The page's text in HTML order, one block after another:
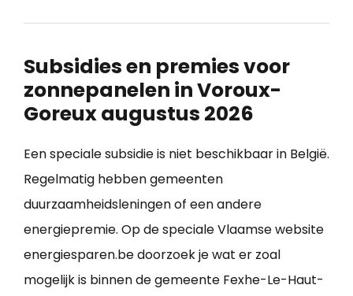
Subsidies en premies voor
zonnepanelen in Voroux-
Goreux augustus 2026
Een speciale subsidie is niet beschikbaar in België.
Regelmatig hebben gemeenten
duurzaamheidsleningen of een andere
energiepremie. Op de speciale Vlaamse website
energiesparen.be doorzoek je wat er zoal
mogelijk is binnen de gemeente Fexhe-Le-Haut-